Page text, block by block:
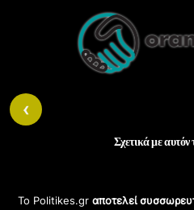
Σχετικά με αυτόν
Το Politikes.grαποτελεί
‹